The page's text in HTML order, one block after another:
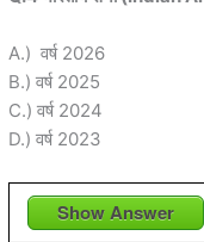
A.) वर्ष 2026
B.) वर्ष 2025
C.) वर्ष 2024
D.) वर्ष 2023
Show Answer